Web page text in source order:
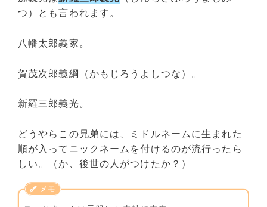
つ）とも言われます。
八幡太郎義家。
賀茂次郎義綱（かもじろうよしつな）。
新羅三郎義光。
どうやらこの兄弟には、ミドルネームに生まれた
順が入ってニックネームを付けるのが流行ったら
しい。（か、後世の人がつけたか？）